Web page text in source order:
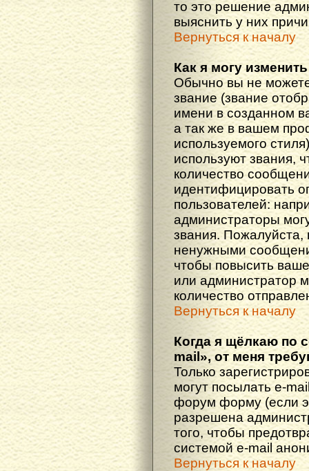
то это решение
выяснить у них
Вернуться к началу
Как я могу
Обычно вы не
звание (звание
имени в созданном
а так же в вашем
используемого
используют звания,
количество
идентифицировать
пользователей:
администраторы
звания.
ненужными
чтобы повысить
или администратор
количество
Вернуться к началу
Когда я щёлкаю по
mail», от меня
Только
могут посылать e-
форум форму (если
разрешена
того, чтобы
системой e-mail
Вернуться к началу